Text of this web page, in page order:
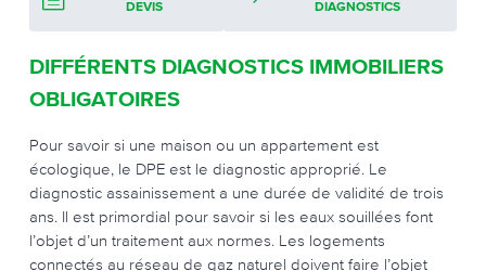
DEVIS
DIAGNOSTICS
DIFFÉRENTS DIAGNOSTICS IMMOBILIERS
OBLIGATOIRES
Pour savoir si une maison ou un appartement est
écologique, le DPE est le diagnostic approprié. Le
diagnostic assainissement a une durée de validité de trois
ans. Il est primordial pour savoir si les eaux souillées font
l’objet d’un traitement aux normes. Les logements
connectés au réseau de gaz naturel doivent faire l’objet